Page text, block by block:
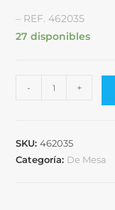
– REF. 462035
27 disponibles
- +
SKU:462035
Categoría: De Mesa